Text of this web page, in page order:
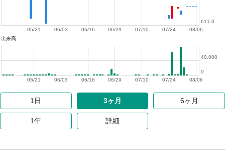
08/06
07/24
07/10
06/29
06/16
06/03
05/21
611.0
出来高
08/06
07/24
07/10
06/29
06/16
06/03
05/21
0
40,000
1日 3ヶ月 6ヶ月
1年 詳細